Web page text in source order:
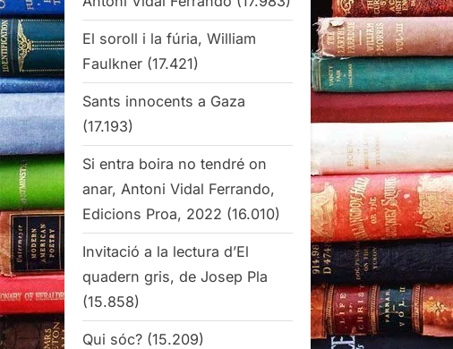
El soroll i la fúria, William
Faulkner (17.421)
Sants innocents a Gaza
(17.193)
Si entra boira no tendré on
anar, Antoni Vidal Ferrando,
Edicions Proa, 2022 (16.010)
Invitació a la lectura d’El
quadern gris, de Josep Pla
(15.858)
Qui sóc? (15.209)